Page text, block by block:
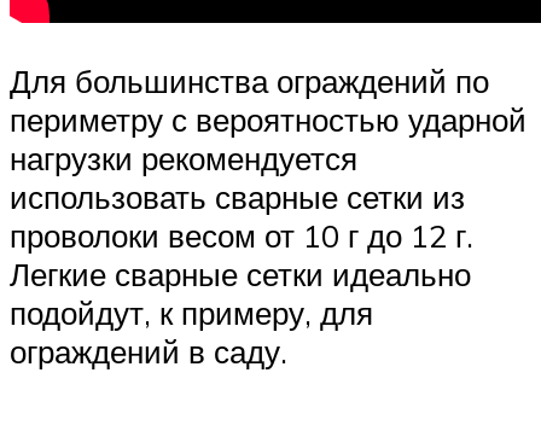
Для большинства ограждений по
периметру с вероятностью ударной
нагрузки рекомендуется
использовать сварные сетки из
проволоки весом от 10 г до 12 г.
Легкие сварные сетки идеально
подойдут, к примеру, для
ограждений в саду.